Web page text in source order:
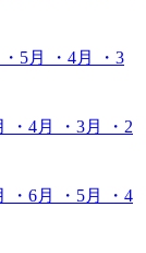
・5月 ・4月
・3
・4月 ・3月
・2
・6月 ・5月
・4